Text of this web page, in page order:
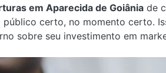
em Aparecida de Goiânia de
público certo, no momento certo.
sobre seu investimento em